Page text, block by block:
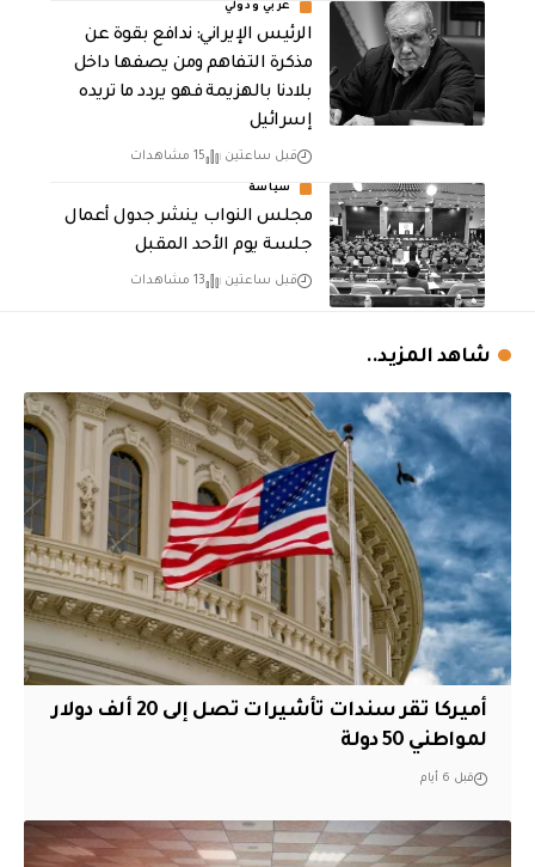
عربي ودولي
الرئيس الإيراني: ندافع بقوة عن
مذكرة التفاهم ومن يصفها داخل
بلادنا بالهزيمة فهو يردد ما تريده
إسرائيل
قبل ساعتين 15 مشاهدات
سياسة
مجلس النواب ينشر جدول أعمال
جلسة يوم الأحد المقبل
قبل ساعتين 13 مشاهدات
شاهد المزيد..
أميركا تقر سندات تأشيرات تصل إلى 20 ألف دولار
لمواطني 50 دولة
قبل 6 أيام